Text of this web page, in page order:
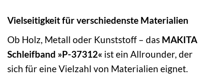
Vielseitigkeit für verschiedenste Materialien
Ob Holz, Metall oder Kunststoff – das MAKITA
Schleifband »P-37312« ist ein Allrounder, der
sich für eine Vielzahl von Materialien eignet.